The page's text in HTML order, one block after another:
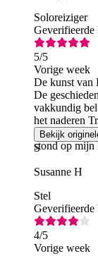
Soloreiziger
Geverifieerde
5/5
Vorige week
De kunst van
De
vakkundig
het naderen
toegankelijk
stond op mijn
Bekijk
S
Susanne H
Stel
Geverifieerde
4/5
Vorige week